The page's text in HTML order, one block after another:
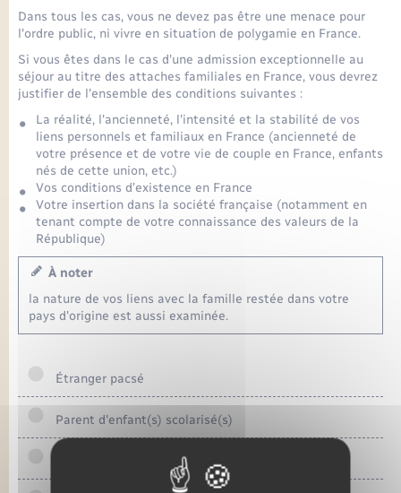
Dans tous les cas, vous ne devez pas être une menace pour
l'ordre public, ni vivre en situation de polygamie en France.
Si vous êtes dans le cas d'une admission exceptionnelle au
séjour au titre des attaches familiales en France, vous devrez
justifier de l'ensemble des conditions suivantes :
La réalité, l'ancienneté, l'intensité et la stabilité de vos
liens personnels et familiaux en France (ancienneté de
votre présence et de votre vie de couple en France, enfants
nés de cette union, etc.)
Vos conditions d’existence en France
Votre insertion dans la société française (notamment en
tenant compte de votre connaissance des valeurs de la
République)
À noter
la nature de vos liens avec la famille restée dans votre
pays d'origine est aussi examinée.
Étranger pacsé
Parent d'enfant(s) scolarisé(s)
Époux(se) d'étranger en séjour régulier